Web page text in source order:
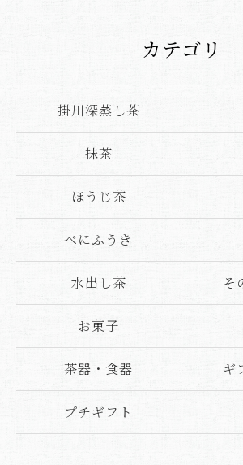
カテゴリ
掛川深蒸し茶
抹茶
ほうじ茶
べにふうき
水出し茶 そ
お菓子
茶器・食器 ギ
プチギフト